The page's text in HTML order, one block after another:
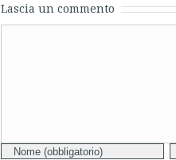
Lascia un commento